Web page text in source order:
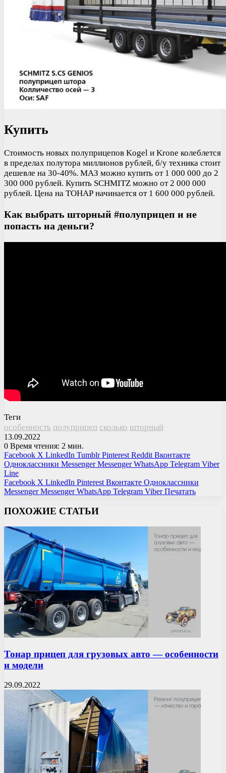
Купить
Стоимость новых полуприцепов Kogel и Krone колеблется
в пределах полутора миллионов рублей, б/у техника стоит
дешевле на 30-40%. МАЗ можно купить от 1 000 000 до 2
300 000 рублей. Купить SCHMITZ можно от 2 000 000
рублей. Цена на ТОНАР начинается от 1 600 000 рублей.
Как выбрать шторный #полуприцеп и не
попасть на деньги?
Теги
особенность полуприцеп сколько шторный
13.09.2022
0 Время чтения: 2 мин.
Facebook X LinkedIn Tumblr Pinterest Reddit Вконтакте
Одноклассники Messenger Messenger WhatsApp Telegram Viber
Line
Facebook X LinkedIn Pinterest Вконтакте Одноклассники
Messenger Messenger WhatsApp Telegram Viber Печатать
ПОХОЖИЕ СТАТЬИ
Тонар прицеп для грузовых авто — особенности
и модели
29.09.2022